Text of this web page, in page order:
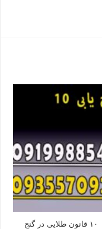
قانون طلایی در گنج یابی و دفینه یابی چیست؟ ۱۰ قانون طلایی در گنج